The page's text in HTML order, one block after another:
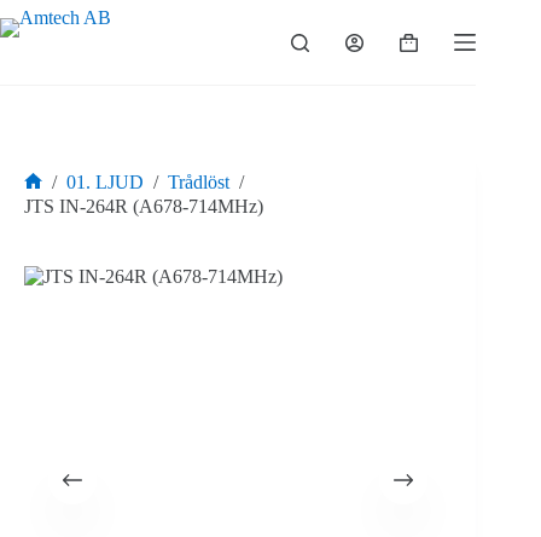
Hoppa
till
Varukorg
Hem
/ 01. LJUD / Trådlöst /
JTS IN-264R (A678-714MHz)